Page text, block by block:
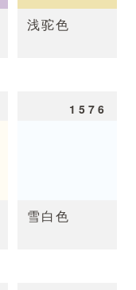
浅驼色
1576
雪白色